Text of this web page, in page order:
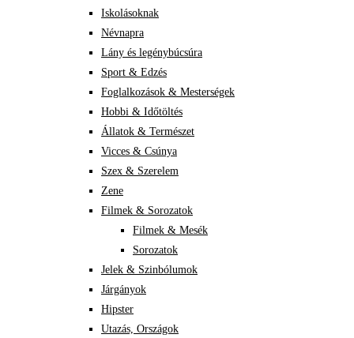
Iskolásoknak
Névnapra
Lány és legénybúcsúra
Sport & Edzés
Foglalkozások & Mesterségek
Hobbi & Időtöltés
Állatok & Természet
Vicces & Csúnya
Szex & Szerelem
Zene
Filmek & Sorozatok
Filmek & Mesék
Sorozatok
Jelek & Szinbólumok
Járgányok
Hipster
Utazás, Országok